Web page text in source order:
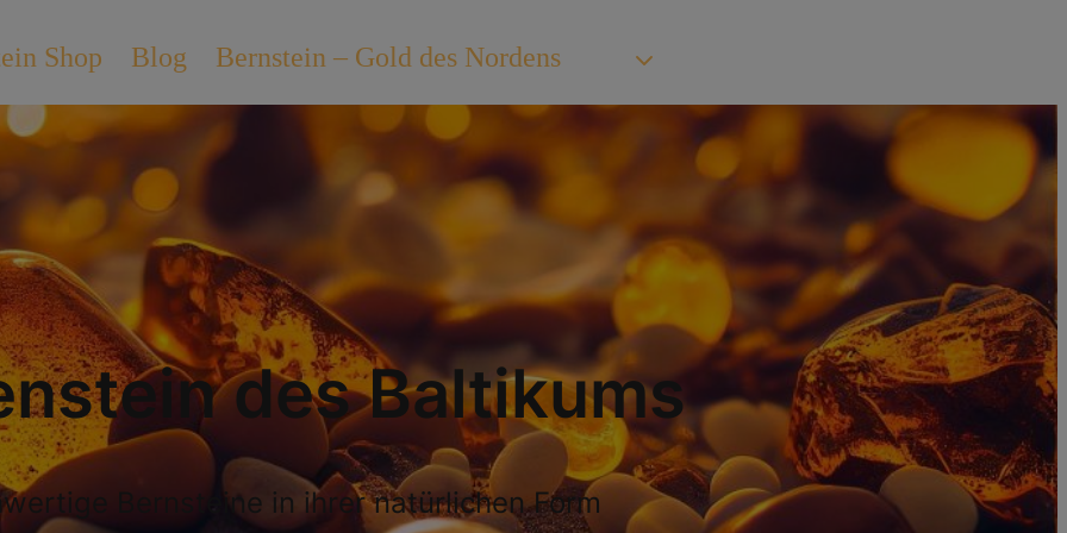
Shop Blog Bernstein – Gold des Nordens
des Baltikums
Bernsteine in ihrer natürlichen Form